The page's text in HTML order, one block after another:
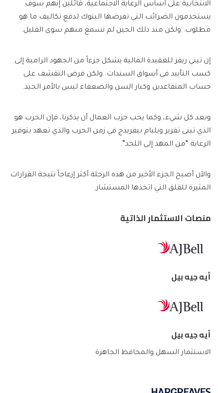
الانتخابية على أساس الرعاية الاجتماعية، قائلين إنهم سوف
يستخدمون الضرائب التي تفرضها البنوك لدفع تكاليف ما هو
مطلوب. ولكن منذ ذلك الحين لم نسمع منهم سوى القليل.
إن تبني ريفز للعقيدة المالية يشكل جزءاً من الجهود الرامية إلى
كسب التأييد في أسواق السندات. ولكن فرض التقشف على
حساب المتقاعدين وكبار السن والضعفاء ليس بالأمر الجيد.
وبعد كل شيء، وكما يحب حزب العمال أن يذكرنا، فإن الحزب هو
الذي تبنى تقرير ويليام بيفريدج في زمن الحرب والذي تعهد بتوفير
الرعاية “من المهد إلى اللحد”.
والآن أصبح الجزء الأخير من هذه الرحلة أكثر إزعاجاً نتيجة القرارات
المثيرة للقلق التي اتخذها المستشار.
منصات الاستثمار الذاتية
أيه جيه بيل
أيه جيه بيل
الاستثمار السهل والمحافظ الجاهزة